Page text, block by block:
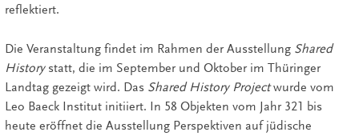
reflektiert.
Die Veranstaltung findet im Rahmen der Ausstellung Shared
Historystatt, die im September und Oktober im Thüringer
Landtag gezeigt wird. Das Shared History Projectwurde vom
Leo Baeck Institut initiiert. In 58 Objekten vom Jahr 321 bis
heute eröffnet die Ausstellung Perspektiven auf jüdische